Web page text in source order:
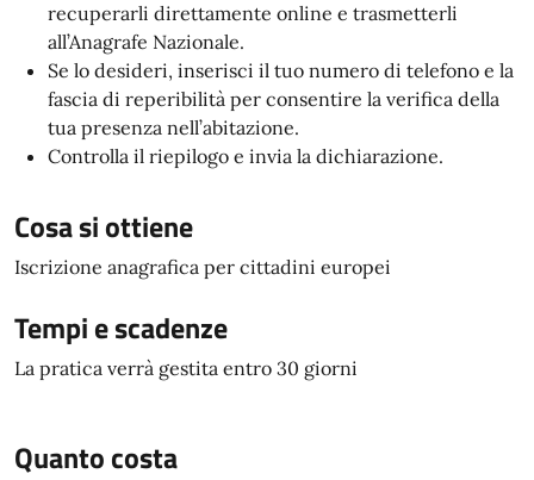
recuperarli direttamente online e trasmetterli
all’Anagrafe Nazionale.
Se lo desideri, inserisci il tuo numero di telefono e la
fascia di reperibilità per consentire la verifica della
tua presenza nell’abitazione.
Controlla il riepilogo e invia la dichiarazione.
Cosa si ottiene
Iscrizione anagrafica per cittadini europei
Tempi e scadenze
La pratica verrà gestita entro 30 giorni
Quanto costa